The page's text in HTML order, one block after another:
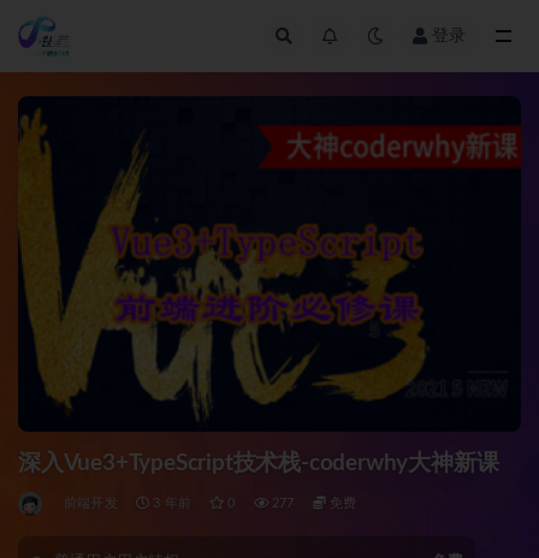
登录
深入Vue3+TypeScript技术栈-coderwhy大神新课
前端开发 3 年前 0 277 免费